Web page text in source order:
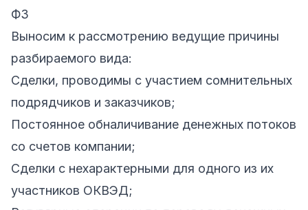
ФЗ
Выносим к рассмотрению ведущие причины
разбираемого вида:
Сделки, проводимы с участием сомнительных
подрядчиков и заказчиков;
Постоянное обналичивание денежных потоков
со счетов компании;
Сделки с нехарактерными для одного из их
участников ОКВЭД;